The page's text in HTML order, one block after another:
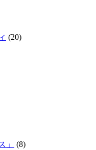
(20)
」
(8)